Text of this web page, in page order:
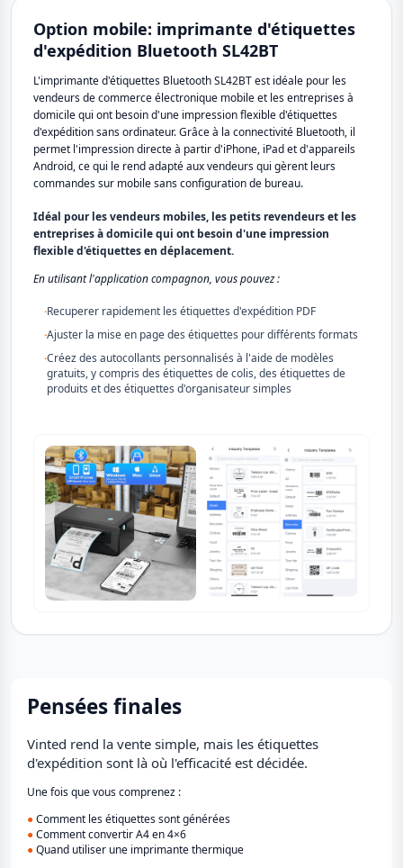
Option mobile: imprimante d'étiquettes
d'expédition Bluetooth SL42BT
L'imprimante d'étiquettes Bluetooth SL42BT est idéale pour les
vendeurs de commerce électronique mobile et les entreprises à
domicile qui ont besoin d'une impression flexible d'étiquettes
d'expédition sans ordinateur. Grâce à la connectivité Bluetooth, il
permet l'impression directe à partir d'iPhone, iPad et d'appareils
Android, ce qui le rend adapté aux vendeurs qui gèrent leurs
commandes sur mobile sans configuration de bureau.
Idéal pour les vendeurs mobiles, les petits revendeurs et les
entreprises à domicile qui ont besoin d'une impression
flexible d'étiquettes en déplacement.
En utilisant l'application compagnon, vous pouvez :
·Recuperer rapidement les étiquettes d'expédition PDF
·Ajuster la mise en page des étiquettes pour différents formats
·Créez des autocollants personnalisés à l'aide de modèles
gratuits, y compris des étiquettes de colis, des étiquettes de
produits et des étiquettes d'organisateur simples
Pensées finales
Vinted rend la vente simple, mais les étiquettes
d'expédition sont là où l'efficacité est décidée.
Une fois que vous comprenez :
●Comment les étiquettes sont générées
●Comment convertir A4 en 4×6
●Quand utiliser une imprimante thermique